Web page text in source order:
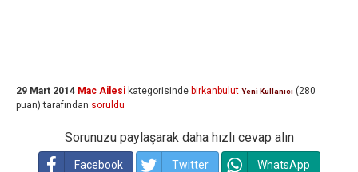
29 Mart 2014 Mac Ailesi kategorisinde birkanbulut Yeni Kullanıcı (280
puan) tarafından soruldu
Sorunuzu paylaşarak daha hızlı cevap alın
Facebook Twitter WhatsApp